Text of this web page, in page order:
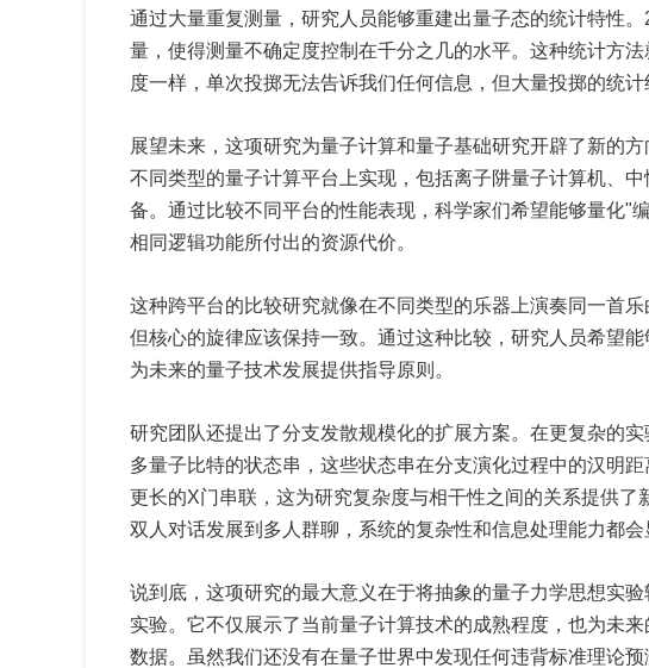
通过大量重复测量，研究人员能够重建出量子态的统计特性
量，使得测量不确定度控制在千分之几的水平。这种统计方
度一样，单次投掷无法告诉我们任何信息，但大量投掷的统计
展望未来，这项研究为量子计算和量子基础研究开辟了新的
不同类型的量子计算平台上实现，包括离子阱量子计算机、
备。通过比较不同平台的性能表现，科学家们希望能够量化"
相同逻辑功能所付出的资源代价。
这种跨平台的比较研究就像在不同类型的乐器上演奏同一首
但核心的旋律应该保持一致。通过这种比较，研究人员希望
为未来的量子技术发展提供指导原则。
研究团队还提出了分支发散规模化的扩展方案。在更复杂的
多量子比特的状态串，这些状态串在分支演化过程中的汉明
更长的X门串联，这为研究复杂度与相干性之间的关系提供
双人对话发展到多人群聊，系统的复杂性和信息处理能力都会
说到底，这项研究的最大意义在于将抽象的量子力学思想实
实验。它不仅展示了当前量子计算技术的成熟程度，也为未
数据。虽然我们还没有在量子世界中发现任何违背标准理论